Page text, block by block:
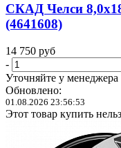
СКАД Челси
(4641608)
14 750 руб
-
Уточняйте у менеджера
Обновлено:
01.08.2026 23:56:53
Этот товар купить